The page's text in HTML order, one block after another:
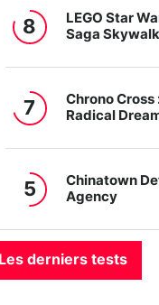
8
LEGO Star
Saga
7
Chrono Cross
Radical
5
Chinatown
Agency
Les derniers tests